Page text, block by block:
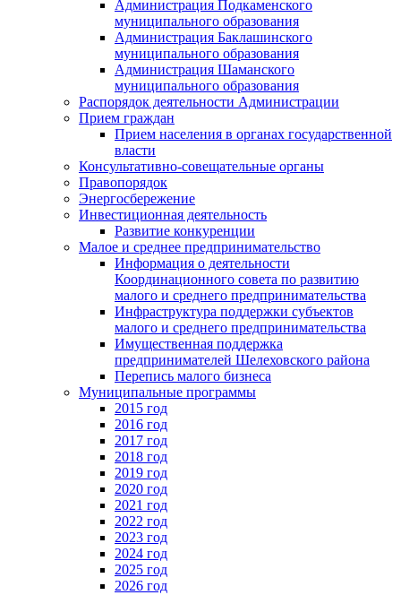
Администрация Подкаменского
муниципального образования
Администрация Баклашинского
муниципального образования
Администрация Шаманского
муниципального образования
Распорядок деятельности Администрации
Прием граждан
Прием населения в органах государственной
власти
Консультативно-совещательные органы
Правопорядок
Энергосбережение
Инвестиционная деятельность
Развитие конкуренции
Малое и среднее предпринимательство
Информация о деятельности
Координационного совета по развитию
малого и среднего предпринимательства
Инфраструктура поддержки субъектов
малого и среднего предпринимательства
Имущественная поддержка
предпринимателей Шелеховского района
Перепись малого бизнеса
Муниципальные программы
2015 год
2016 год
2017 год
2018 год
2019 год
2020 год
2021 год
2022 год
2023 год
2024 год
2025 год
2026 год